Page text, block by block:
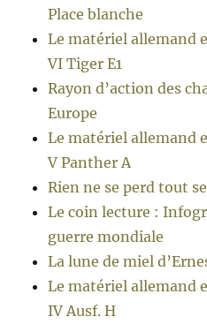
Place blanche
Le matériel allemand
VI Tiger E1
Rayon d’action des
Europe
Le matériel allemand
V Panther A
Rien ne se perd tout
Le coin lecture :
guerre mondiale
La lune de miel
Le matériel allemand
IV Ausf. H